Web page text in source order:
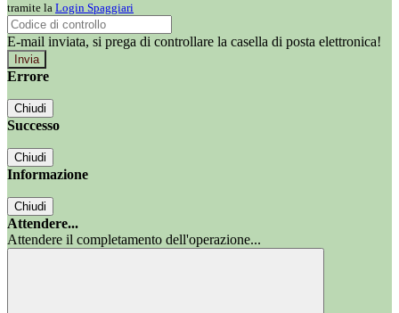
tramite la Login Spaggiari
E-mail inviata, si prega di controllare la casella di posta elettronica!
Errore
Chiudi
Successo
Chiudi
Informazione
Chiudi
Attendere...
Attendere il completamento dell'operazione...